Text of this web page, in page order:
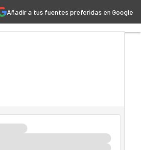
Añadir a tus fuentes preferidas en Google